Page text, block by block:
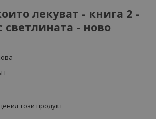
лекуват - книга 2 -
светлината - ново
този продукт